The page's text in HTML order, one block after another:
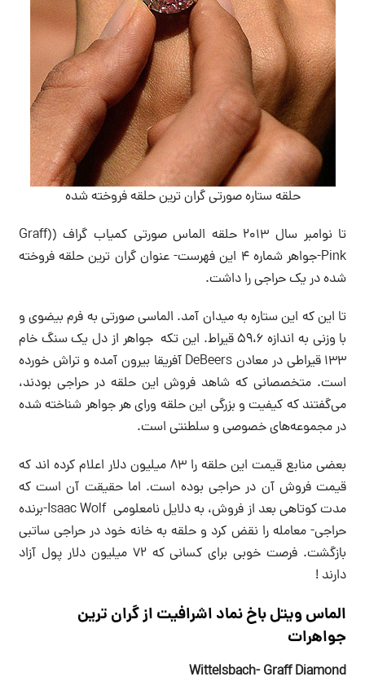
حلقه ستاره صورتی گران ترین حلقه فروخته شده
تا نوامبر سال ۲۰۱۳ حلقه الماس صورتی کمیاب گراف ((Graff
Pink-جواهر شماره ۴ این فهرست- عنوان گران ترین حلقه فروخته
شده در یک حراجی را داشت.
تا این که این ستاره به میدان آمد. الماسی صورتی به فرم بیضوی و
با وزنی به اندازه ۵۹،۶ قیراط. این تکه جواهر از دل یک سنگ خام
۱۳۳ قیراطی در معادن DeBeers آفریقا بیرون آمده و تراش خورده
است. متخصصانی که شاهد فروش این حلقه در حراجی بودند،
می‌گفتند که کیفیت و بزرگی این حلقه ورای هر جواهر شناخته شده
در مجموعه‌های خصوصی و سلطنتی است.
بعضی منابع قیمت این حلقه را ۸۳ میلیون دلار اعلام کرده اند که
قیمت فروش آن در حراجی بوده است. اما حقیقت آن است که
مدت کوتاهی بعد از فروش، به دلایل نامعلومی Isaac Wolf-برنده
حراجی- معامله را نقض کرد و حلقه به خانه خود در حراجی ساتبی
بازگشت. فرصت خوبی برای کسانی که ۷۲ میلیون دلار پول آزاد
دارند !
الماس ویتل باخ نماد اشرافیت از گران ترین
جواهرات
Wittelsbach- Graff Diamond